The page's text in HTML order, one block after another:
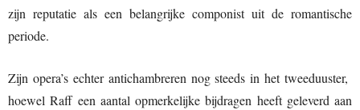
zijn reputatie als een belangrijke componist uit de romantische
periode.
Zijn opera’s echter antichambreren nog steeds in het tweeduuster,
hoewel Raff een aantal opmerkelijke bijdragen heeft geleverd aan